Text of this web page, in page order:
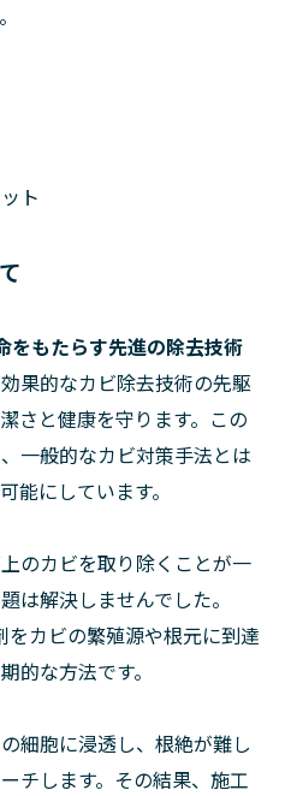
ト
をもたらす先進の除去技術
果的なカビ除去技術の先駆
さと健康を守ります。この
一般的なカビ対策手法とは
能にしています。
のカビを取り除くことが一
は解決しませんでした。
カビの繁殖源や根元に到達
的な方法です。
細胞に浸透し、根絶が難し
チします。その結果、施工